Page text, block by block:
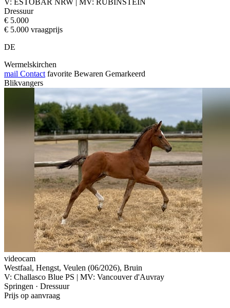
Dressuur
€ 5.000
€ 5.000 vraagprijs
DE
Wermelskirchen
mail Contact favorite Bewaren Gemarkeerd
Blikvangers
videocam
Westfaal, Hengst, Veulen (06/2026), Bruin
V: Challasco Blue PS | MV: Vancouver d'Auvray
Springen · Dressuur
Prijs op aanvraag